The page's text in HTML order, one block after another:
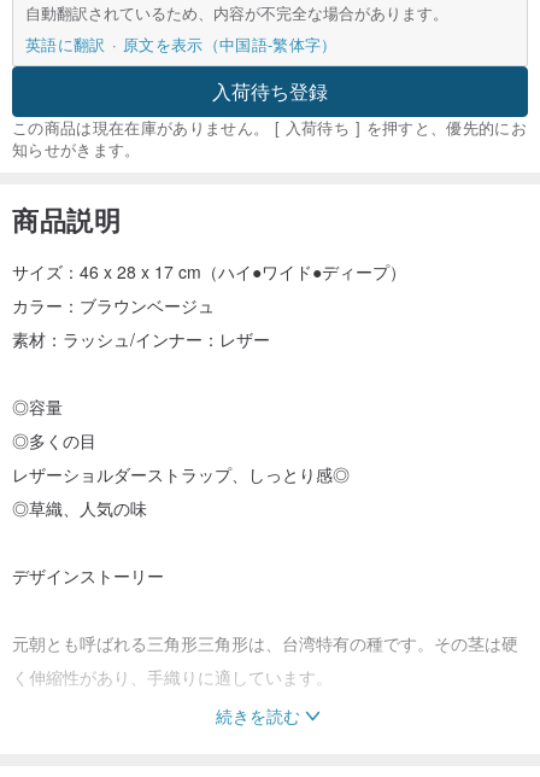
自動翻訳されているため、内容が不完全な場合があります。
英語に翻訳
原文を表示（中国語-繁体字）
入荷待ち登録
この商品は現在在庫がありません。 [ 入荷待ち ] を押すと、優先的にお
知らせがきます。
商品説明
サイズ：46 x 28 x 17 cm（ハイ●ワイド●ディープ）
カラー：ブラウンベージュ
素材：ラッシュ/インナー：レザー
◎容量
◎多くの目
レザーショルダーストラップ、しっとり感◎
◎草織、人気の味
デザインストーリー
元朝とも呼ばれる三角形三角形は、台湾特有の種です。その茎は硬
く伸縮性があり、手織りに適しています。
続きを読む